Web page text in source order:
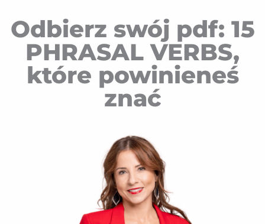
Odbierz swój pdf: 15
PHRASAL VERBS,
które powinieneś
znać